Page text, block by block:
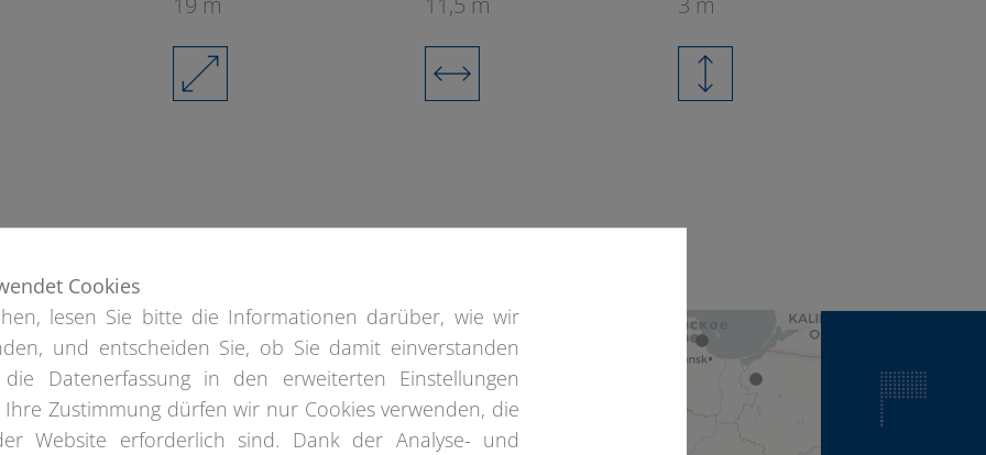
Cookies
lesen Sie bitte die Informationen darüber, wie wir
und entscheiden Sie, ob Sie damit einverstanden
Datenerfassung in den erweiterten Einstellungen
Zustimmung dürfen wir nur Cookies verwenden, die
Website erforderlich sind. Dank der Analyse- und